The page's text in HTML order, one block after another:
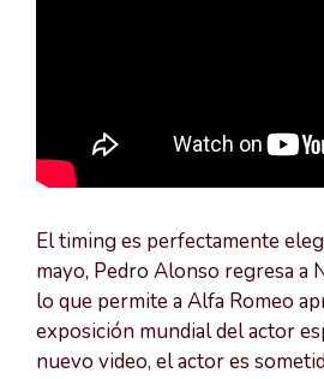
El timing es perfectamente
mayo, Pedro Alonso regresa a
lo que permite a Alfa Romeo
exposición mundial del actor
nuevo video, el actor es